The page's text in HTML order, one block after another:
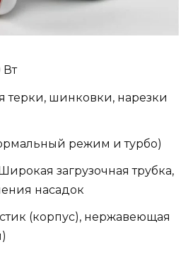
Вт
терки, шинковки, нарезки
режим и турбо)
загрузочная трубка,
насадок
(корпус), нержавеющая